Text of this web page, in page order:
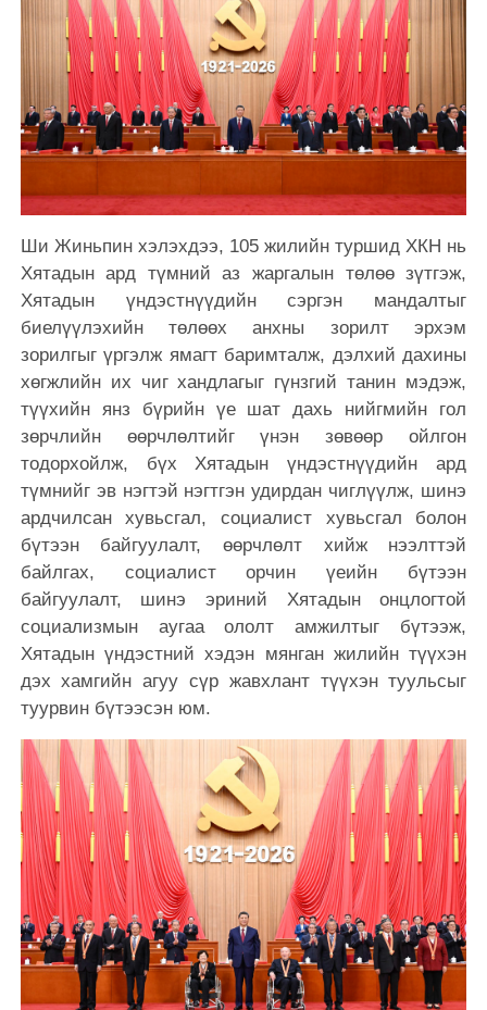
Ши Жиньпин хэлэхдээ, 105 жилийн туршид ХКН нь
Хятадын ард түмний аз жаргалын төлөө зүтгэж,
Хятадын үндэстнүүдийн сэргэн мандалтыг
биелүүлэхийн төлөөх анхны зорилт эрхэм
зорилгыг үргэлж ямагт баримталж, дэлхий дахины
хөгжлийн их чиг хандлагыг гүнзгий танин мэдэж,
түүхийн янз бүрийн үе шат дахь нийгмийн гол
зөрчлийн өөрчлөлтийг үнэн зөвөөр ойлгон
тодорхойлж, бүх Хятадын үндэстнүүдийн ард
түмнийг эв нэгтэй нэгтгэн удирдан чиглүүлж, шинэ
ардчилсан хувьсгал, социалист хувьсгал болон
бүтээн байгуулалт, өөрчлөлт хийж нээлттэй
байлгах, социалист орчин үеийн бүтээн
байгуулалт, шинэ эриний Хятадын онцлогтой
социализмын аугаа ололт амжилтыг бүтээж,
Хятадын үндэстний хэдэн мянган жилийн түүхэн
дэх хамгийн агуу сүр жавхлант түүхэн туульсыг
туурвин бүтээсэн юм.